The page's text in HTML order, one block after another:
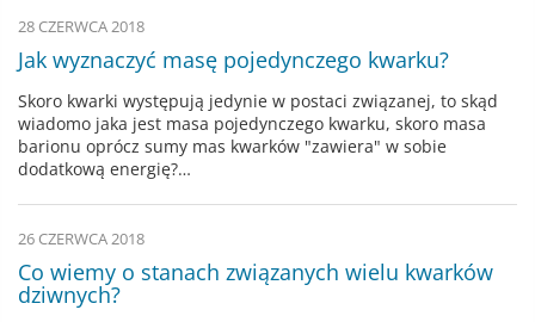
28 CZERWCA 2018
Jak wyznaczyć masę pojedynczego kwarku?
Skoro kwarki występują jedynie w postaci związanej, to skąd
wiadomo jaka jest masa pojedynczego kwarku, skoro masa
barionu oprócz sumy mas kwarków "zawiera" w sobie
dodatkową energię?…
26 CZERWCA 2018
Co wiemy o stanach związanych wielu kwarków
dziwnych?